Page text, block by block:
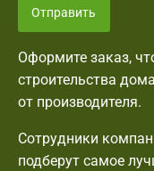
Отправить
Оформите заказ,
строительства
от производителя.
Сотрудники
подберут самое